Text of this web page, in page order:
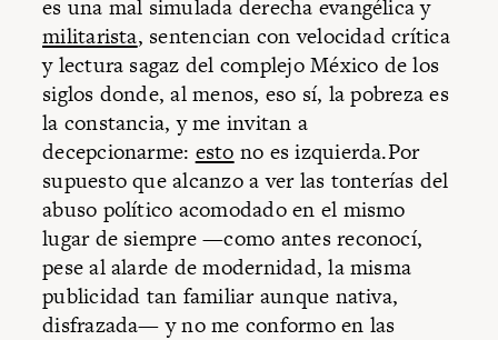
es una mal simulada derecha evangélica y
militarista, sentencian con velocidad crítica
y lectura sagaz del complejo México de los
siglos donde, al menos, eso sí, la pobreza es
la constancia, y me invitan a
decepcionarme: esto no es izquierda.Por
supuesto que alcanzo a ver las tonterías del
abuso político acomodado en el mismo
lugar de siempre —como antes reconocí,
pese al alarde de modernidad, la misma
publicidad tan familiar aunque nativa,
disfrazada— y no me conformo en las